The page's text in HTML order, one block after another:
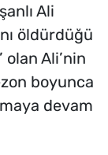
Ali
öldürdüğü
olan Ali’nin
boyunca
devam